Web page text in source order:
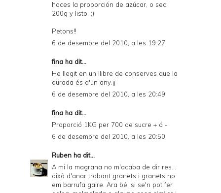
haces la proporción de azúcar, o sea
200g y listo. ;)
Petons!!
6 de desembre del 2010, a les 19:27
fina ha dit...
He llegit en un llibre de conserves que la
durada és d'un any.¡¡
6 de desembre del 2010, a les 20:49
fina ha dit...
Proporció 1KG per 700 de sucre + ó -
6 de desembre del 2010, a les 20:50
Ruben ha dit...
A mi la magrana no m'acaba de dir res...
això d'anar trobant granets i granets no
em barrufa gaire. Ara bé, si se'n pot fer